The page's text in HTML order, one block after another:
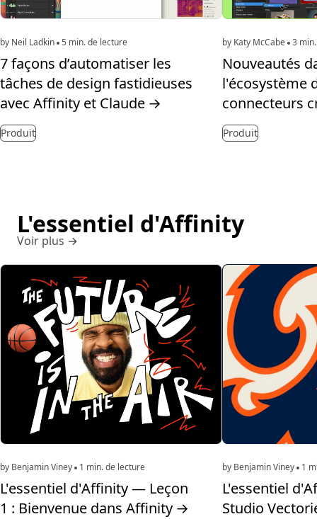
by Neil Ladkin 5 min. de lecture
7 façons d’automatiser les
tâches de design fastidieuses
avec Affinity et Claude →
Produit
by Katy McCabe 3
Nouveautés
l'écosystème
connecteurs
Produit
L'essentiel d'Affinity
Voir plus →
by Benjamin Viney 1 min. de lecture
L'essentiel d'Affinity — Leçon
1 : Bienvenue dans Affinity →
by Benjamin Viney 1
L'essentiel
Studio